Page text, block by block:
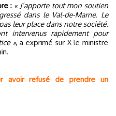
: « J’apporte tout mon soutien
dans le Val-de-Marne. Le
leur place dans notre société.
intervenus rapidement pour
», a exprimé sur X le ministre
avoir refusé de prendre un